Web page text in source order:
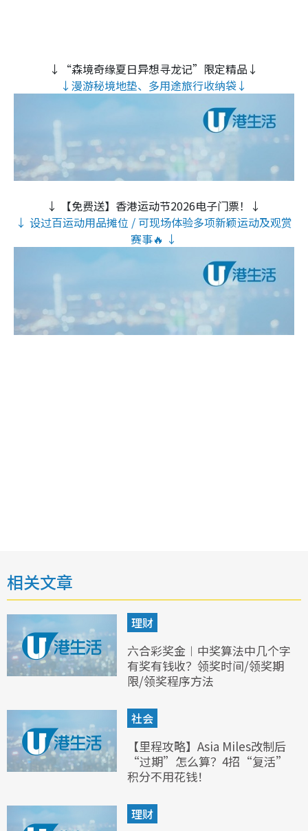
↓“森境奇缘夏日异想寻龙记”限定精品↓
↓漫游秘境地垫、多用途旅行收纳袋↓
↓ 【免费送】香港运动节2026电子门票！↓
↓ 设过百运动用品摊位 / 可现场体验多项新颖运动及观赏
赛事🔥 ↓
相关文章
理财
六合彩奖金︱中奖算法中几个字
有奖有钱收？领奖时间/领奖期
限/领奖程序方法
社会
【里程攻略】Asia Miles改制后
“过期”怎么算？4招“复活”
积分不用花钱！
理财